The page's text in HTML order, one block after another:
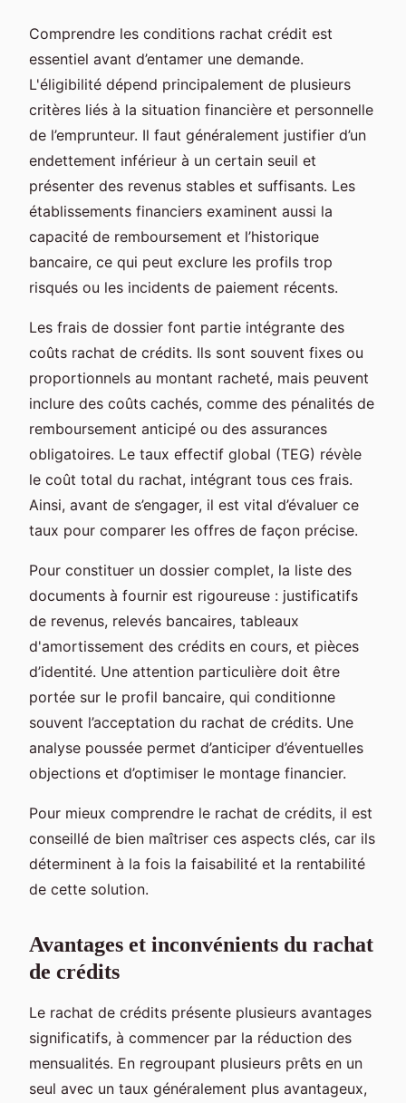
Comprendre les conditions rachat crédit est
essentiel avant d’entamer une demande.
L'éligibilité dépend principalement de plusieurs
critères liés à la situation financière et personnelle
de l’emprunteur. Il faut généralement justifier d’un
endettement inférieur à un certain seuil et
présenter des revenus stables et suffisants. Les
établissements financiers examinent aussi la
capacité de remboursement et l’historique
bancaire, ce qui peut exclure les profils trop
risqués ou les incidents de paiement récents.
Les frais de dossier font partie intégrante des
coûts rachat de crédits. Ils sont souvent fixes ou
proportionnels au montant racheté, mais peuvent
inclure des coûts cachés, comme des pénalités de
remboursement anticipé ou des assurances
obligatoires. Le taux effectif global (TEG) révèle
le coût total du rachat, intégrant tous ces frais.
Ainsi, avant de s’engager, il est vital d’évaluer ce
taux pour comparer les offres de façon précise.
Pour constituer un dossier complet, la liste des
documents à fournir est rigoureuse : justificatifs
de revenus, relevés bancaires, tableaux
d'amortissement des crédits en cours, et pièces
d’identité. Une attention particulière doit être
portée sur le profil bancaire, qui conditionne
souvent l’acceptation du rachat de crédits. Une
analyse poussée permet d’anticiper d’éventuelles
objections et d’optimiser le montage financier.
Pour mieux comprendre le rachat de crédits, il est
conseillé de bien maîtriser ces aspects clés, car ils
déterminent à la fois la faisabilité et la rentabilité
de cette solution.
Avantages et inconvénients du rachat
de crédits
Le rachat de crédits présente plusieurs avantages
significatifs, à commencer par la réduction des
mensualités. En regroupant plusieurs prêts en un
seul avec un taux généralement plus avantageux,